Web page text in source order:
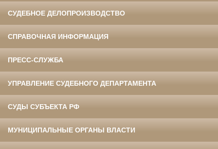
СУДЕБНОЕ ДЕЛОПРОИЗВОДСТВО
СПРАВОЧНАЯ ИНФОРМАЦИЯ
ПРЕСС-СЛУЖБА
УПРАВЛЕНИЕ СУДЕБНОГО ДЕПАРТАМЕНТА
СУДЫ СУБЪЕКТА РФ
МУНИЦИПАЛЬНЫЕ ОРГАНЫ ВЛАСТИ